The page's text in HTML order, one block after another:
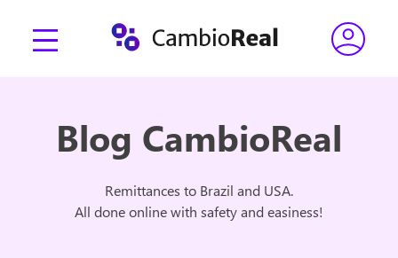
Blog CambioReal
Remittances to Brazil and USA.
All done online with safety and easiness!